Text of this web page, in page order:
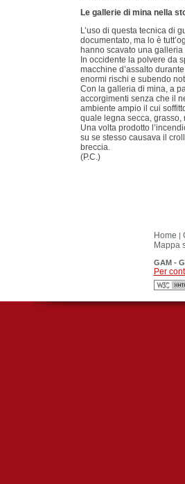
Le gallerie di mina nella
L’uso di questa tecnica di
documentato, ma lo è
hanno scavato una
In occidente la polvere da
macchine d’assalto
enormi rischi e subendo
Con la galleria di mina, a
accorgimenti senza che il
ambiente ampio il cui
quale legna secca, grasso,
Una volta prodotto
su se stesso causava il
breccia.
(P.C.)
Home |
Mappa
GAM -
Per